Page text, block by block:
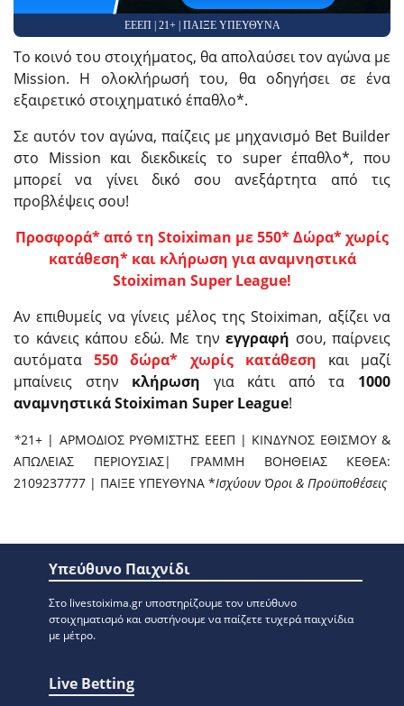
ΕΕΕΠ | 21+ | ΠΑΙΞΕ ΥΠΕΥΘΥΝΑ
Το κοινό του στοιχήματος, θα απολαύσει τον αγώνα με
Mission. Η ολοκλήρωσή του, θα οδηγήσει σε ένα
εξαιρετικό στοιχηματικό έπαθλο*.
Σε αυτόν τον αγώνα, παίζεις με μηχανισμό Bet Builder
στο Mission και διεκδικείς το super έπαθλο*, που
μπορεί να γίνει δικό σου ανεξάρτητα από τις
προβλέψεις σου!
Προσφορά* από τη Stoiximan με 550* Δώρα* χωρίς
κατάθεση* και κλήρωση για αναμνηστικά
Stoiximan Super League!
Αν επιθυμείς να γίνεις μέλος της Stoiximan, αξίζει να
το κάνεις κάπου εδώ. Με την εγγραφή σου, παίρνεις
αυτόματα 550 δώρα* χωρίς κατάθεση και μαζί
μπαίνεις στην κλήρωση για κάτι από τα 1000
αναμνηστικά Stoiximan Super League!
*​21+ | ΑΡΜΟΔΙΟΣ ΡΥΘΜΙΣΤΗΣ ΕΕΕΠ | ΚΙΝΔΥΝΟΣ ΕΘΙΣΜΟΥ &
ΑΠΩΛΕΙΑΣ ΠΕΡΙΟΥΣΙΑΣ| ΓΡΑΜΜΗ ΒΟΗΘΕΙΑΣ ΚΕΘΕΑ:
2109237777 | ΠΑΙΞΕ ΥΠΕΥΘΥΝΑ *Ισχύουν Όροι & Προϋποθέσεις
Υπεύθυνο Παιχνίδι
Στο livestoixima.gr υποστηρίζουμε τον υπεύθυνο
στοιχηματισμό και συστήνουμε να παίζετε τυχερά παιχνίδια
με μέτρο.
Live Betting